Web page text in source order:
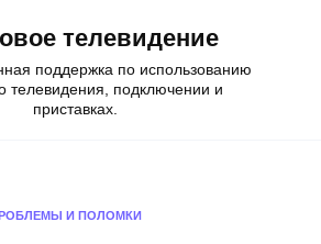
телевидение
поддержка по использованию
телевидения, подключении и
приставках.
И ПОЛОМКИ